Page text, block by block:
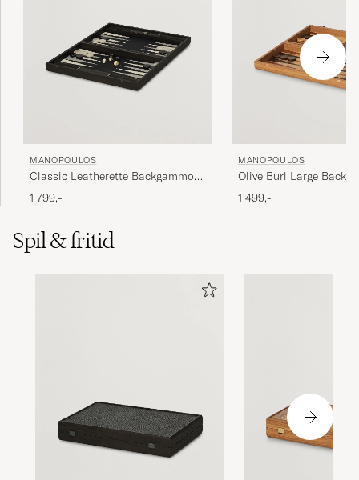
MANOPOULOS
Classic Leatherette Backgammon
Set Black
1 799,-
MANOPOULOS
Olive Burl Large
1 499,-
Spil & fritid